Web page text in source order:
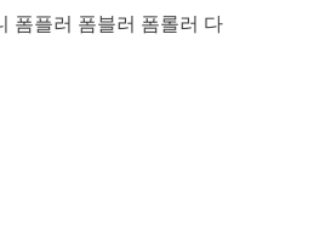
폼플러 폼블러 폼롤러 다